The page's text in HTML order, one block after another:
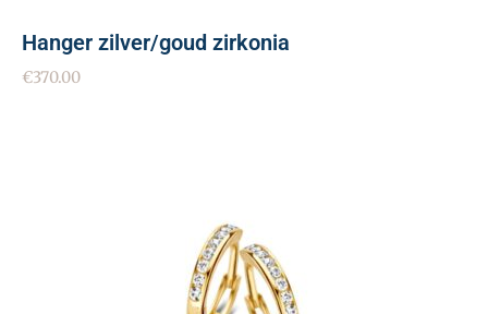
Hanger zilver/goud zirkonia
€370.00